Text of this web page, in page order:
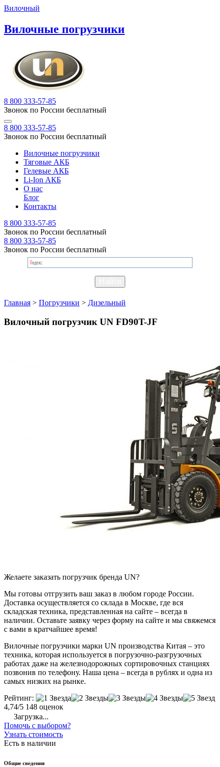
Вилочный
Вилочные погрузчики
8 800 333-57-85
Звонок по России бесплатный
8 800 333-57-85
Звонок по России бесплатный
Вилочные погрузчики
Тяговые АКБ
Гелевые АКБ
Li-Ion АКБ
О нас
Блог
Контакты
8 800 333-57-85
Звонок по России бесплатный
8 800 333-57-85
Звонок по России бесплатный
Главная > Погрузчики > Дизельный
Вилочный погрузчик UN FD90T-JF
Желаете заказать погрузчик бренда UN?
Мы готовы отгрузить ваш заказ в любом городе России.
Доставка осуществляется со склада в Москве, где вся
складская техника, представленная на сайте – всегда в
наличии. Оставьте заявку через форму на сайте и мы свяжемся
с вами в кратчайшее время!
Вилочные погрузчики марки UN производства Китая – это
техника, которая используется в погрузочно-разгрузочных
работах даже на железнодорожных сортировочных станциях
позвонив по телефону. Наша цена – всегда в рублях и одна из
самых низких на рынке.
Рейтинг:
4,74/5 148 оценок
Загрузка...
Помочь с выбором?
Узнать стоимость
Есть в наличии
Общие сведения